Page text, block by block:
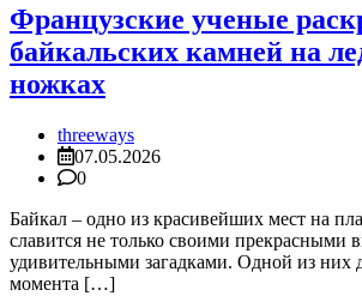
Французские ученые
байкальских камней на
ножках
threeways
07.05.2026
0
Байкал – одно из красивейших мест на
славится не только своими прекрасными
удивительными загадками. Одной из них
момента […]